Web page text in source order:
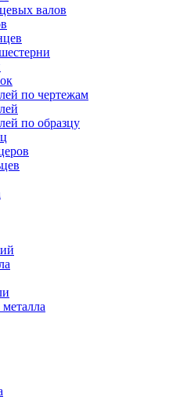
валов
по чертежам
по образцу